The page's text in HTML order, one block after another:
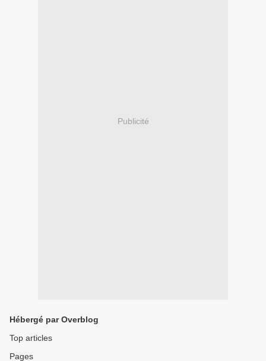
Publicité
Hébergé par Overblog
Top articles
Pages